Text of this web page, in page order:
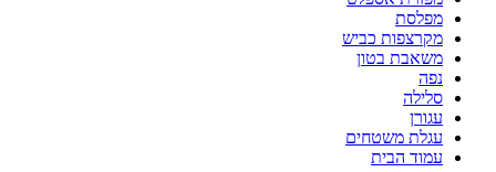
מפלסת
מקרצפות כביש
משאבת בטון
נפה
סלילה
עגורן
עגלת משטחים
עמוד הבית